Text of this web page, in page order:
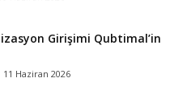
Girişimi Qubtimal’in
11 Haziran 2026